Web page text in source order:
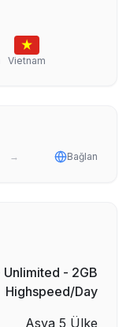
Vietnam
→ Bağlan
- 2GB
Highspeed/Day
Asya 5 Ülke